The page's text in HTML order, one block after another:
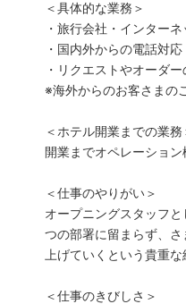
＜具体的な業務＞
・旅行会社・インター
・国内外からの電話対応
・リクエストやオーダ
※海外からのお客さまの
＜ホテル開業までの業務
開業までオペレーショ
＜仕事のやりがい＞
オープニングスタッフ
つの部署に留まらず、
上げていくという貴重
＜仕事のきびしさ＞